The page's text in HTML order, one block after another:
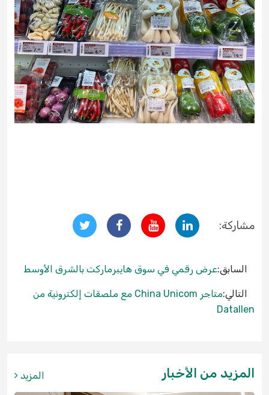
مشاركة:
السابق:عرض رقمي في سوق هايبرماركت بالشرق الأوسط
التالي:
متاجر China Unicom مع ملصقات إلكترونية من
Datallen
المزيد من الأخبار المزيد